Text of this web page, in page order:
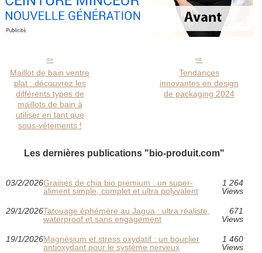
Maillot de bain ventre
plat : découvrez les
différents types de
maillots de bain à
utiliser en tant que
sous-vêtements !
Tendances
innovantes en design
de packaging 2024
Les dernières publications "bio-produit.com"
03/2/2026Graines de chia bio premium : un super-
aliment simple, complet et ultra polyvalent
1 264
Views
29/1/2026Tatouage éphémère au Jagua : ultra réaliste,
waterproof et sans engagement
671
Views
19/1/2026Magnésium et stress oxydatif : un bouclier
antioxydant pour le système nerveux
1 460
Views